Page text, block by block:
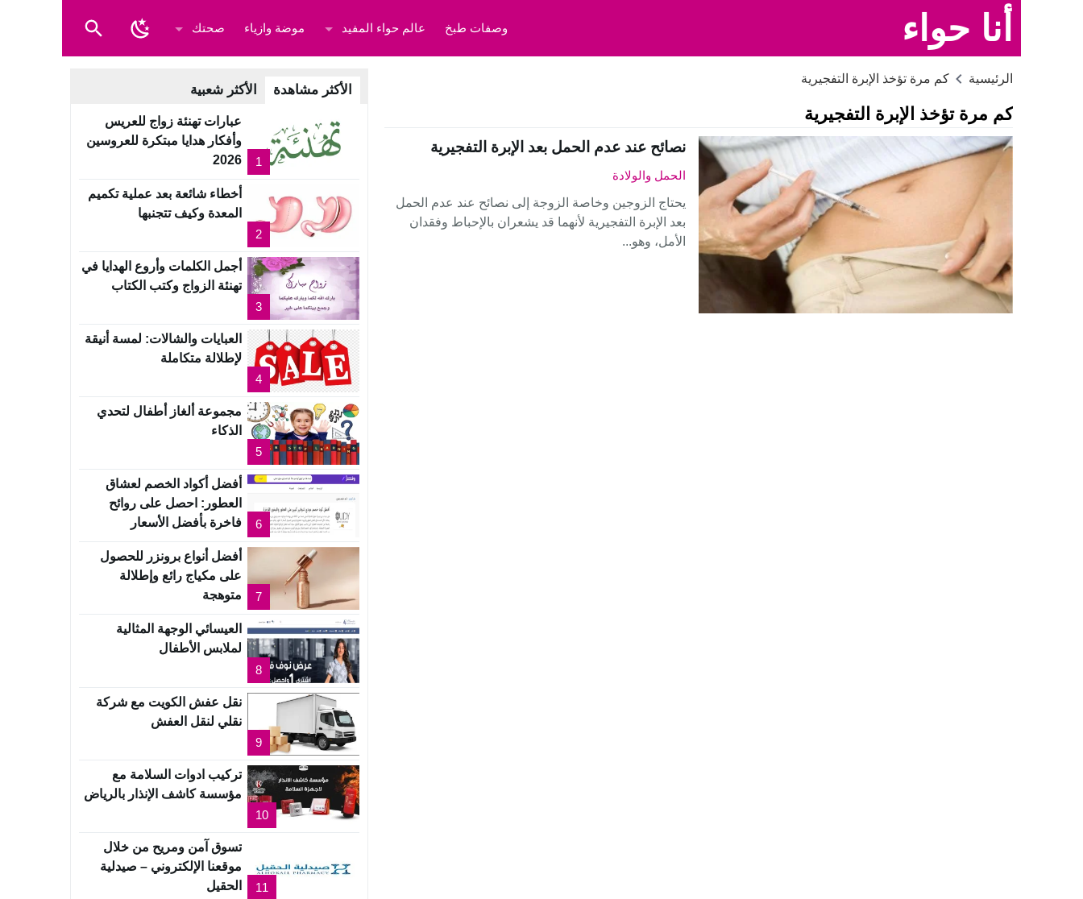
أنا حواء وصفات طبخ عالم حواء المفيد موضة وازياء صحتك
الرئيسية كم مرة تؤخذ الإبرة التفجيرية
كم مرة تؤخذ الإبرة التفجيرية
نصائح عند عدم الحمل بعد الإبرة التفجيرية
الحمل والولادة
يحتاج الزوجين وخاصة الزوجة إلى نصائح عند عدم الحمل
بعد الإبرة التفجيرية لأنهما قد يشعران بالإحباط وفقدان
الأمل، وهو...
الأكثر مشاهدة الأكثر شعبية
1
عبارات تهنئة زواج للعريس
وأفكار هدايا مبتكرة للعروسين
2026
2
أخطاء شائعة بعد عملية تكميم
المعدة وكيف تتجنبها
3
أجمل الكلمات وأروع الهدايا في
تهنئة الزواج وكتب الكتاب
4
العبايات والشالات: لمسة أنيقة
لإطلالة متكاملة
5
مجموعة ألغاز أطفال لتحدي
الذكاء
6
أفضل أكواد الخصم لعشاق
العطور: احصل على روائح
فاخرة بأفضل الأسعار
7
أفضل أنواع برونزر للحصول
على مكياج رائع وإطلالة
متوهجة
8
العيسائي الوجهة المثالية
لملابس الأطفال
9
نقل عفش الكويت مع شركة
نقلي لنقل العفش
10
تركيب ادوات السلامة مع
مؤسسة كاشف الإنذار بالرياض
11
تسوق آمن ومريح من خلال
موقعنا الإلكتروني – صيدلية
الحقيل